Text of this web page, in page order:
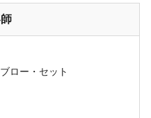
ロー・セット